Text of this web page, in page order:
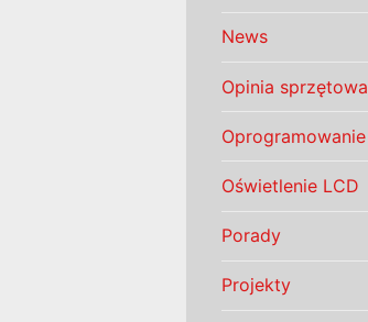
News
Opinia sprzętowa
Oprogramowanie
Oświetlenie LCD
Porady
Projekty